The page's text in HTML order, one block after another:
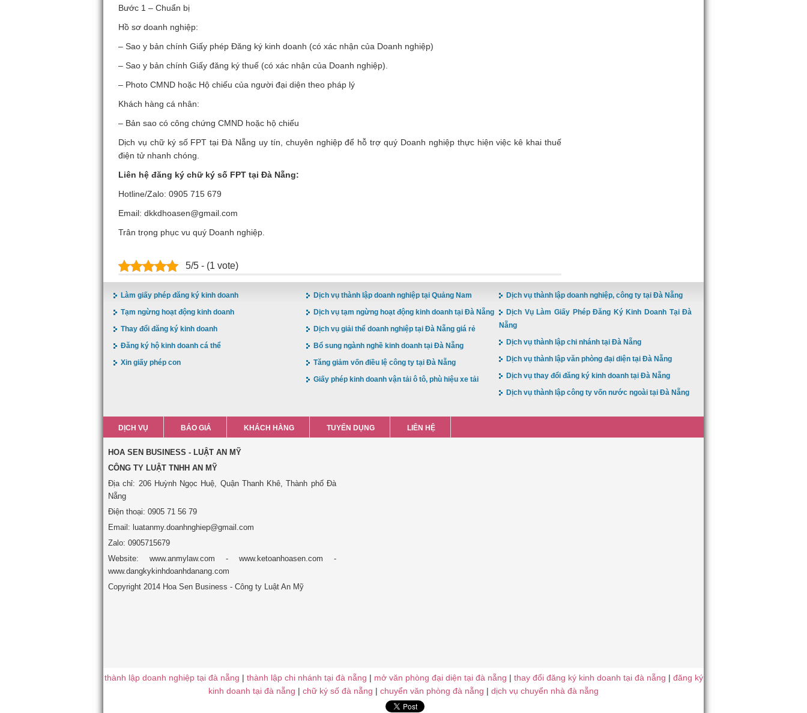
Bước 1 – Chuẩn bị
Hồ sơ doanh nghiệp:
– Sao y bản chính Giấy phép Đăng ký kinh doanh (có xác nhận của Doanh nghiệp)
– Sao y bản chính Giấy đăng ký thuế (có xác nhận của Doanh nghiệp).
– Photo CMND hoặc Hộ chiếu của người đại diện theo pháp lý
Khách hàng cá nhân:
– Bản sao có công chứng CMND hoặc hộ chiếu
Dịch vụ chữ ký số FPT tại Đà Nẵng uy tín, chuyên nghiệp để hỗ trợ quý Doanh nghiệp thực hiện việc kê khai thuế
điện tử nhanh chóng.
Liên hệ đăng ký chữ ký số FPT tại Đà Nẵng:
Hotline/Zalo: 0905 715 679
Email: dkkdhoasen@gmail.com
Trân trọng phục vu quý Doanh nghiệp.
5/5 - (1 vote)
Làm giấy phép đăng ký kinh doanh
Tạm ngừng hoạt động kinh doanh
Thay đổi đăng ký kinh doanh
Đăng ký hộ kinh doanh cá thể
Xin giấy phép con
Dịch vụ thành lập doanh nghiệp tại Quảng Nam
Dịch vụ tạm ngừng hoạt động kinh doanh tại Đà Nẵng
Dịch vụ giải thể doanh nghiệp tại Đà Nẵng giá rẻ
Bổ sung ngành nghề kinh doanh tại Đà Nẵng
Tăng giảm vốn điều lệ công ty tại Đà Nẵng
Giấy phép kinh doanh vận tải ô tô, phù hiệu xe tải
Dịch vụ thành lập doanh nghiệp, công ty tại Đà Nẵng
Dịch Vụ Làm Giấy Phép Đăng Ký Kinh Doanh Tại Đà
Nẵng
Dịch vụ thành lập chi nhánh tại Đà Nẵng
Dịch vụ thành lập văn phòng đại diện tại Đà Nẵng
Dịch vụ thay đổi đăng ký kinh doanh tại Đà Nẵng
Dịch vụ thành lập công ty vốn nước ngoài tại Đà Nẵng
DỊCH VỤ BÁO GIÁ KHÁCH HÀNG TUYỂN DỤNG LIÊN HỆ
HOA SEN BUSINESS - LUẬT AN MỸ
CÔNG TY LUẬT TNHH AN MỸ
Địa chỉ: 206 Huỳnh Ngọc Huệ, Quận Thanh Khê, Thành phố Đà
Nẵng
Điện thoại: 0905 71 56 79
Email: luatanmy.doanhnghiep@gmail.com
Zalo: 0905715679
Website: www.anmylaw.com - www.ketoanhoasen.com -
www.dangkykinhdoanhdanang.com
Copyright 2014 Hoa Sen Business - Công ty Luật An Mỹ
thành lập doanh nghiệp tại đà nẵng | thành lập chi nhánh tại đà nẵng | mở văn phòng đại diện tại đà nẵng | thay đổi đăng ký kinh doanh tại đà nẵng | đăng ký
kinh doanh tại đà nẵng | chữ ký số đà nẵng | chuyển văn phòng đà nẵng | dịch vụ chuyển nhà đà nẵng